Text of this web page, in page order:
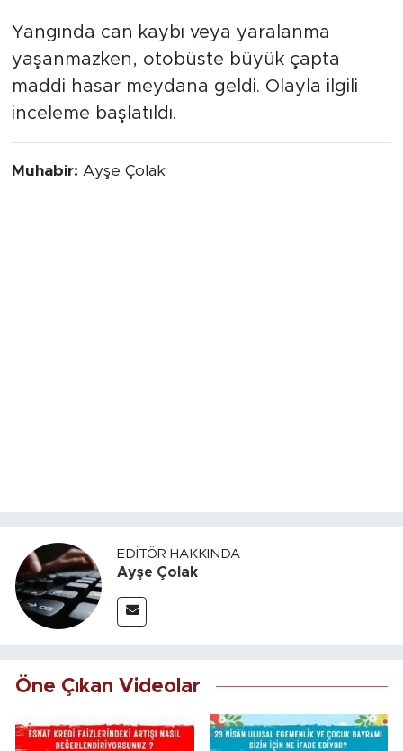
Yangında can kaybı veya yaralanma
yaşanmazken, otobüste büyük çapta
maddi hasar meydana geldi. Olayla ilgili
inceleme başlatıldı.
Muhabir: Ayşe Çolak
EDITÖR HAKKINDA
Ayşe Çolak
Öne Çıkan Videolar